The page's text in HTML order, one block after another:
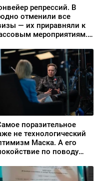
репрессий. В
отменили все
— их приравняли к
мероприятиям.
бот службы
BYSOL
поразительное
не технологический
Маска. А его
по поводу